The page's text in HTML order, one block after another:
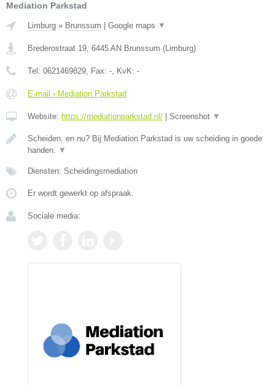
Mediation Parkstad
Limburg » Brunssum Google maps ▼
Brederostraat 19, 6445 AN Brunssum (Limburg)
Tel: 0621469829, Fax: -, KvK: -
E-mail › Mediation Parkstad
Website: https://mediationparkstad.nl/ Screenshot ▼
Scheiden, en nu? Bij Mediation Parkstad is uw scheiding in goede
handen. ▼
Diensten: Scheidingsmediation
Er wordt gewerkt op afspraak.
Sociale media: